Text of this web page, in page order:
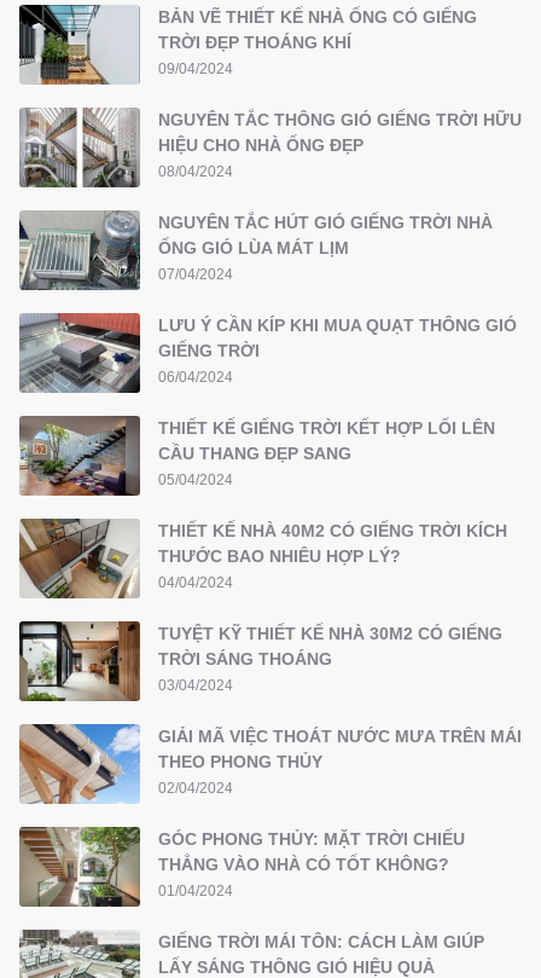
BẢN VẼ THIẾT KẾ NHÀ ỐNG CÓ GIẾNG
TRỜI ĐẸP THOÁNG KHÍ
09/04/2024
NGUYÊN TẮC THÔNG GIÓ GIẾNG TRỜI HỮU
HIỆU CHO NHÀ ỐNG ĐẸP
08/04/2024
NGUYÊN TẮC HÚT GIÓ GIẾNG TRỜI NHÀ
ỐNG GIÓ LÙA MÁT LỊM
07/04/2024
LƯU Ý CẦN KÍP KHI MUA QUẠT THÔNG GIÓ
GIẾNG TRỜI
06/04/2024
THIẾT KẾ GIẾNG TRỜI KẾT HỢP LỐI LÊN
CẦU THANG ĐẸP SANG
05/04/2024
THIẾT KẾ NHÀ 40M2 CÓ GIẾNG TRỜI KÍCH
THƯỚC BAO NHIÊU HỢP LÝ?
04/04/2024
TUYỆT KỸ THIẾT KẾ NHÀ 30M2 CÓ GIẾNG
TRỜI SÁNG THOÁNG
03/04/2024
GIẢI MÃ VIỆC THOÁT NƯỚC MƯA TRÊN MÁI
THEO PHONG THỦY
02/04/2024
GÓC PHONG THỦY: MẶT TRỜI CHIẾU
THẲNG VÀO NHÀ CÓ TỐT KHÔNG?
01/04/2024
GIẾNG TRỜI MÁI TÔN: CÁCH LÀM GIÚP
LẤY SÁNG THÔNG GIÓ HIỆU QUẢ